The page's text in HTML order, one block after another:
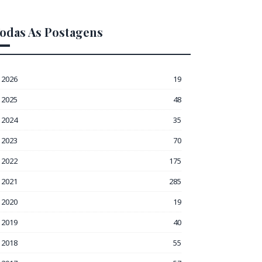
As Postagens
2026
19
2025
48
2024
35
2023
70
2022
175
2021
285
2020
19
2019
40
2018
55